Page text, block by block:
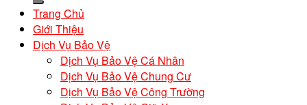
Trang Chủ
Giới Thiệu
Dịch Vụ Bảo Vệ
Dịch Vụ Bảo Vệ Cá Nhân
Dịch Vụ Bảo Vệ Chung Cư
Dịch Vụ Bảo Vệ Công Trường